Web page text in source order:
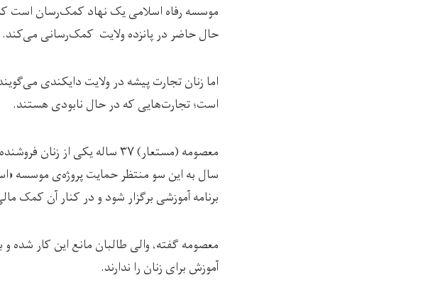
حال حاضر در پانزده ولایت کمک‌رسانی می‌کند. این نهاد
اما زنان تجارت پیشه در ولایت دایکندی
است؛ تجارت‌هایی که در حال نابودی‌ هستند.
معصومه (مستعار) ۳۷ ساله
سال به این سو منتظر حمایت پروژه‌ی موسسه
برنامه آموزشی برگزار شود و در کنار آن کمک
معصومه گفته، والی طالبان مانع این کار
آموزش برای زنان را ندارند.